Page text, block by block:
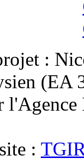
:
l'Agence
: